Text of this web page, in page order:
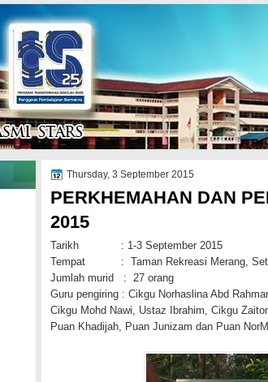
Thursday, 3 September 2015
PERKHEMAHAN DAN
2015
Tarikh : 1-3 September 2015
Tempat : Taman Rekreasi Merang,
Jumlah murid : 27 orang
Guru pengiring : Cikgu Norhaslina Abd
Cikgu Mohd Nawi, Ustaz Ibrahim, Cikgu
Puan Khadijah, Puan Junizam dan Puan